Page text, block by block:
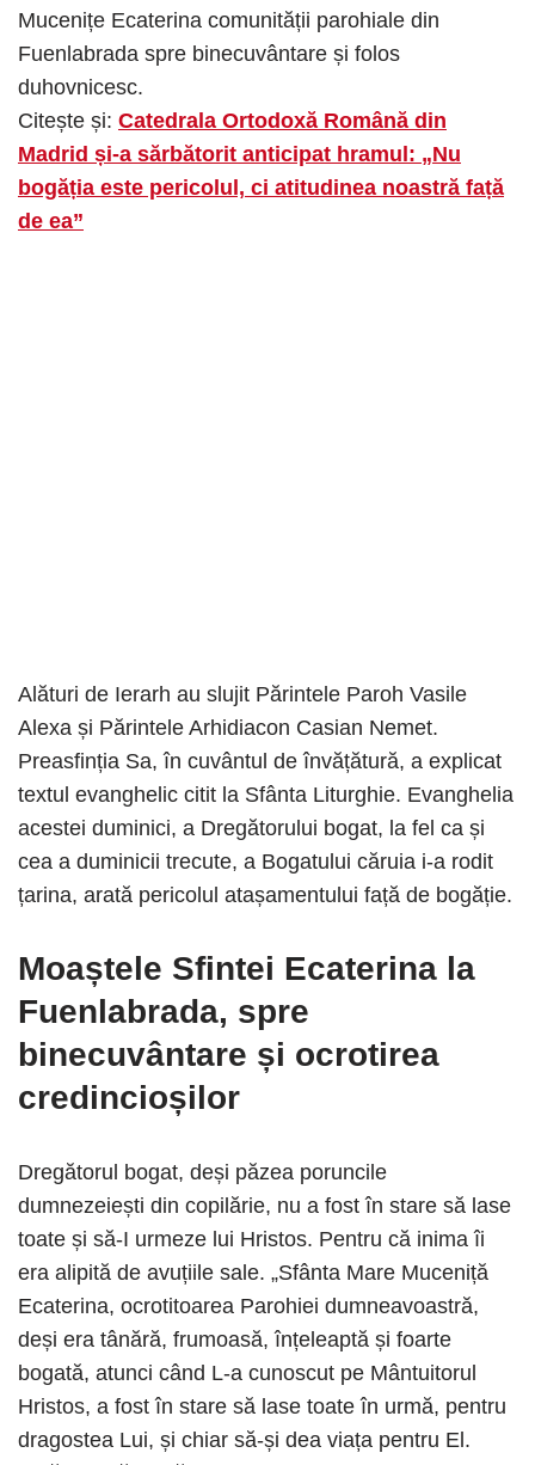
Mucenițe Ecaterina comunității parohiale din
Fuenlabrada spre binecuvântare și folos
duhovnicesc.
Citește și: Catedrala Ortodoxă Română din
Madrid și-a sărbătorit anticipat hramul: „Nu
bogăția este pericolul, ci atitudinea noastră față
de ea”
Alături de Ierarh au slujit Părintele Paroh Vasile
Alexa și Părintele Arhidiacon Casian Nemet.
Preasfinția Sa, în cuvântul de învățătură, a explicat
textul evanghelic citit la Sfânta Liturghie. Evanghelia
acestei duminici, a Dregătorului bogat, la fel ca și
cea a duminicii trecute, a Bogatului căruia i-a rodit
țarina, arată pericolul atașamentului față de bogăție.
Moaștele Sfintei Ecaterina la
Fuenlabrada, spre
binecuvântare și ocrotirea
credincioșilor
Dregătorul bogat, deși păzea poruncile
dumnezeiești din copilărie, nu a fost în stare să lase
toate și să-I urmeze lui Hristos. Pentru că inima îi
era alipită de avuțiile sale. „Sfânta Mare Muceniță
Ecaterina, ocrotitoarea Parohiei dumneavoastră,
deși era tânără, frumoasă, înțeleaptă și foarte
bogată, atunci când L-a cunoscut pe Mântuitorul
Hristos, a fost în stare să lase toate în urmă, pentru
dragostea Lui, și chiar să-și dea viața pentru El.